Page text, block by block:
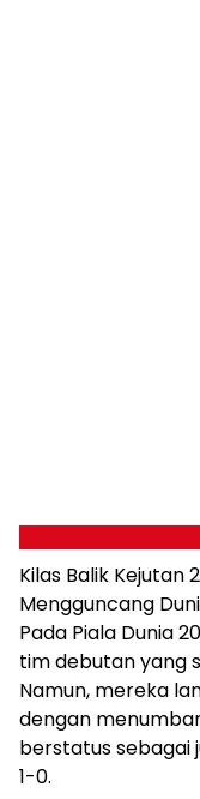
Kilas Balik Kejutan
Mengguncang
Pada Piala Dunia
tim debutan yang
Namun, mereka
dengan
berstatus
1-0.